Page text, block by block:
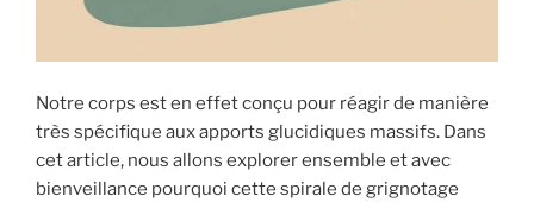
Notre corps est en effet conçu pour réagir de manière
très spécifique aux apports glucidiques massifs. Dans
cet article, nous allons explorer ensemble et avec
bienveillance pourquoi cette spirale de grignotage